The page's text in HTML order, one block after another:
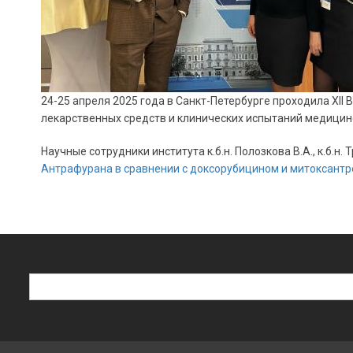
24-25 апреля 2025 года в Санкт-Петербурге проходила
лекарственных средств и клинических испытаний
Научные сотрудники института к.б.н. Полозкова В.А.,
Антрафурана в сравнении с доксорубицином и